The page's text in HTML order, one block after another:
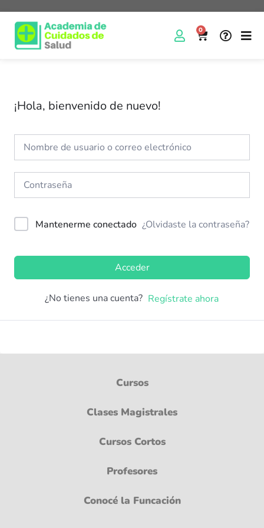
0
¡Hola, bienvenido de nuevo!
Mantenerme conectado ¿Olvidaste la contraseña?
Acceder
¿No tienes una cuenta? Regístrate ahora
Cursos
Clases Magistrales
Cursos Cortos
Profesores
Conocé la Funcación